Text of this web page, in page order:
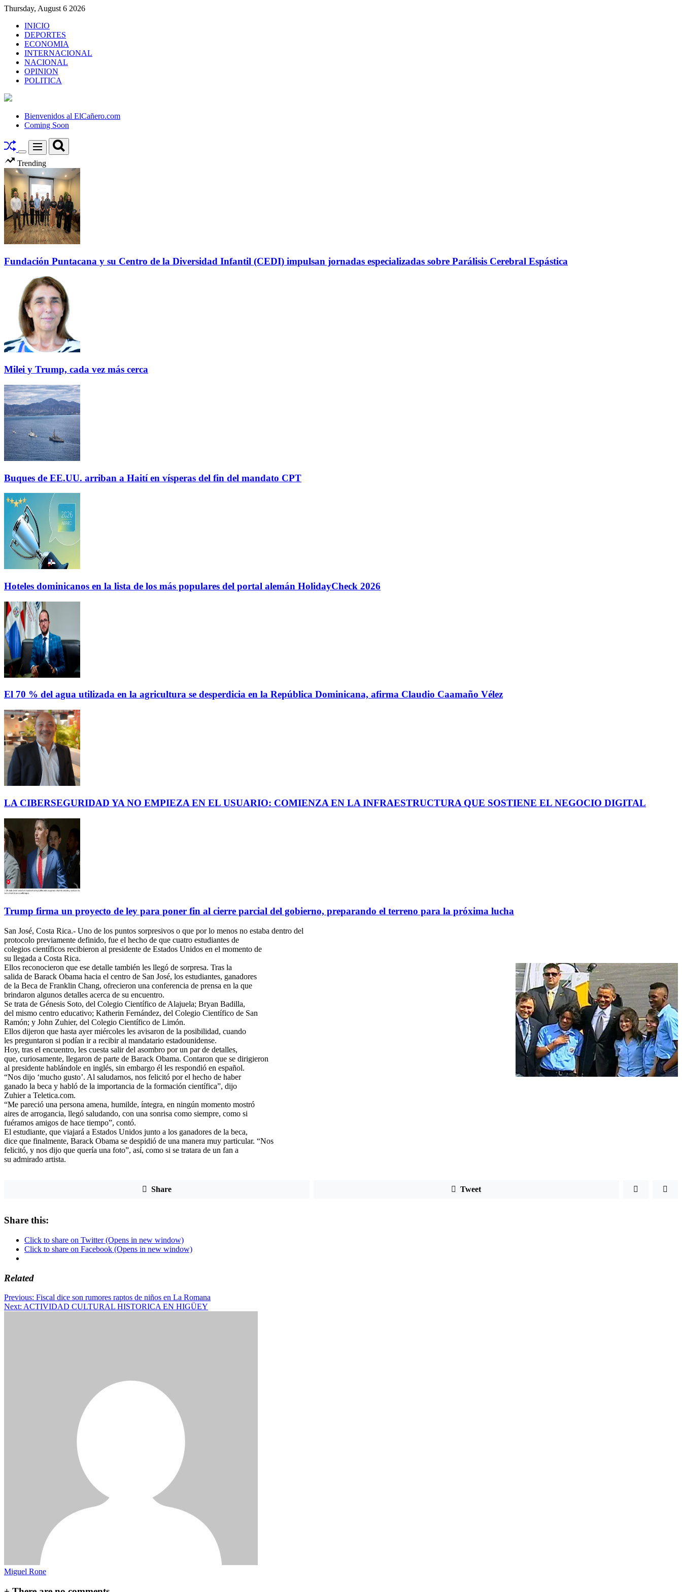
Skip
content
Thursday, August 6 2026
INICIO
DEPORTES
ECONOMIA
INTERNACIONAL
NACIONAL
OPINION
POLITICA
El
Bienvenidos al ElCañero.com
Coming Soon
Switch
color
mode
Menu Search
Trending
Fundación Puntacana y su Centro de la Diversidad Infantil (CEDI) impulsan jornadas especializadas sobre Parálisis Cerebral Espástica
Milei y Trump, cada vez más cerca
Buques de EE.UU. arriban a Haití en vísperas del fin del mandato CPT
Hoteles dominicanos en la lista de los más populares del portal alemán HolidayCheck 2026
El 70 % del agua utilizada en la agricultura se desperdicia en la República Dominicana, afirma Claudio Caamaño Vélez
LA CIBERSEGURIDAD YA NO EMPIEZA EN EL USUARIO: COMIENZA EN LA INFRAESTRUCTURA QUE SOSTIENE EL NEGOCIO DIGITAL
Trump firma un proyecto de ley para poner fin al cierre parcial del gobierno, preparando el terreno para la próxima lucha
San José, Costa Rica.- Uno de los puntos sorpresivos o que por lo menos no estaba dentro del
protocolo previamente definido, fue el hecho de que cuatro estudiantes de
colegios científicos recibieron al presidente de Estados Unidos en el momento de
su llegada a Costa Rica.
Ellos reconocieron que ese detalle también les llegó de sorpresa. Tras la
salida de Barack Obama hacia el centro de San José, los estudiantes, ganadores
de la Beca de Franklin Chang, ofrecieron una conferencia de prensa en la que
brindaron algunos detalles acerca de su encuentro.
Se trata de Génesis Soto, del Colegio Científico de Alajuela; Bryan Badilla,
del mismo centro educativo; Katherin Fernández, del Colegio Científico de San
Ramón; y John Zuhier, del Colegio Científico de Limón.
Ellos dijeron que hasta ayer miércoles les avisaron de la posibilidad, cuando
les preguntaron si podían ir a recibir al mandatario estadounidense.
Hoy, tras el encuentro, les cuesta salir del asombro por un par de detalles,
que, curiosamente, llegaron de parte de Barack Obama. Contaron que se dirigieron
al presidente hablándole en inglés, sin embargo él les respondió en español.
“Nos dijo ‘mucho gusto’. Al saludarnos, nos felicitó por el hecho de haber
ganado la beca y habló de la importancia de la formación científica”, dijo
Zuhier a Teletica.com.
“Me pareció una persona amena, humilde, íntegra, en ningún momento mostró
aires de arrogancia, llegó saludando, con una sonrisa como siempre, como si
fuéramos amigos de hace tiempo”, contó.
El estudiante, que viajará a Estados Unidos junto a los ganadores de la beca,
dice que finalmente, Barack Obama se despidió de una manera muy particular. “Nos
felicitó, y nos dijo que quería una foto”, así, como si se tratara de un fan a
su admirado artista.
Share Tweet
Share this:
Click to share on Twitter (Opens in new window)
Click to share on Facebook (Opens in new window)
Related
Post
navigation
Previous: Fiscal dice son rumores raptos de niños en La Romana
Next: ACTIVIDAD CULTURAL HISTORICA EN HIGÜEY
Miguel Rone